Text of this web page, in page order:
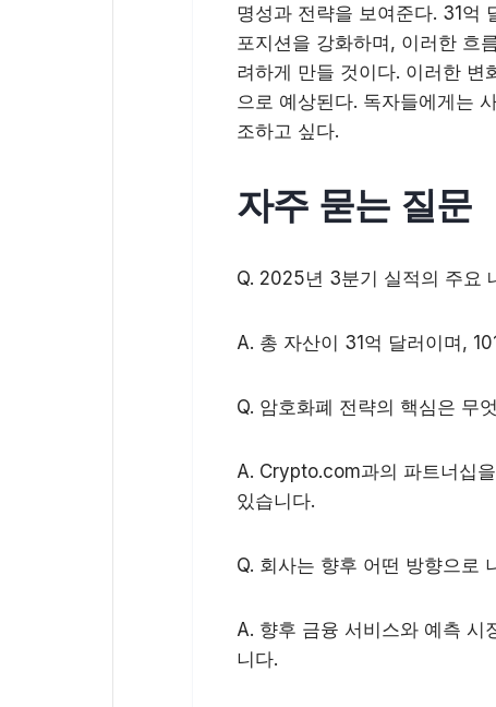
명성과 전략을 보여준다. 31억
포지션을 강화하며, 이러한 흐
려하게 만들 것이다. 이러한 변
으로 예상된다. 독자들에게는
조하고 싶다.
자주 묻는 질문
Q. 2025년 3분기 실적의 주요
A. 총 자산이 31억 달러이며,
Q. 암호화폐 전략의 핵심은 무
A. Crypto.com과의 파트너십
있습니다.
Q. 회사는 향후 어떤 방향으로
A. 향후 금융 서비스와 예측 시
니다.